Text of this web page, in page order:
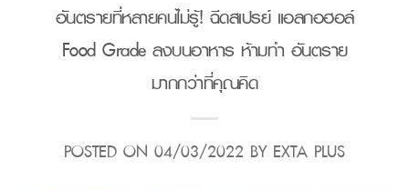
อันตรายที่หลายคนไม่รู้! ฉีดสเปรย์ แอลกอฮอล์
Food Grade ลงบนอาหาร ห้ามทำ อันตราย
มากกว่าที่คุณคิด
POSTED ON 04/03/2022 BY EXTA PLUS